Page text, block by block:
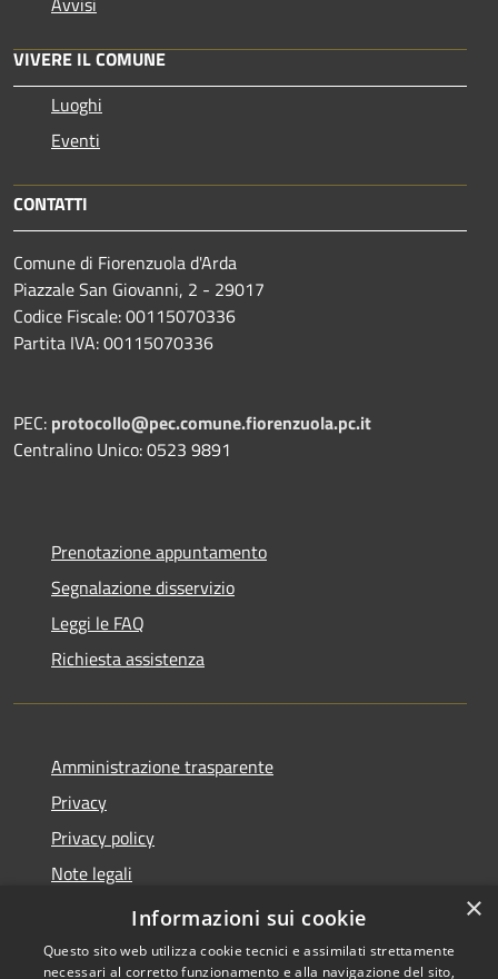
VIVERE IL COMUNE
Luoghi
Eventi
CONTATTI
Comune di Fiorenzuola d'Arda
Piazzale San Giovanni, 2 - 29017
Codice Fiscale: 00115070336
Partita IVA: 00115070336
PEC: protocollo@pec.comune.fiorenzuola.pc.it
Centralino Unico: 0523 9891
Prenotazione appuntamento
Segnalazione disservizio
Leggi le FAQ
Richiesta assistenza
Amministrazione trasparente
Privacy
Privacy policy
Note legali
Dichiarazione di accessibilità
×
Informazioni sui cookie
Questo sito web utilizza cookie tecnici e assimilati strettamente
necessari al corretto funzionamento e alla navigazione del sito,